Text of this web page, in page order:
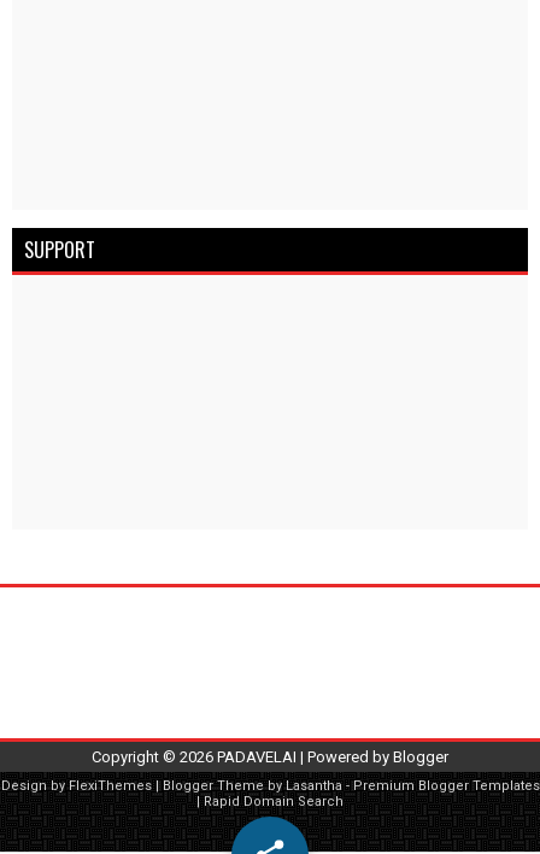
SUPPORT
Copyright © 2026 PADAVELAI | Powered by Blogger
Design byFlexiThemes| Blogger Theme byLasantha-Premium Blogger Templates
|Rapid Domain Search